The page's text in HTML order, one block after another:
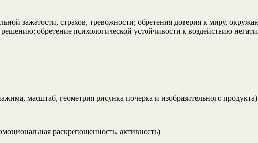
зажатости, страхов, тревожности; обретения доверия к миру,
обретение психологической устойчивости к воздействию
масштаб, геометрия рисунка почерка и изобразительного продукта)
раскрепощенность, активность)